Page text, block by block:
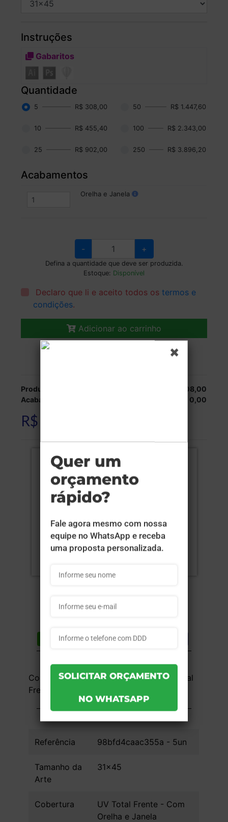
Instruções
Gabaritos
Quantidade
5 R$ 308,00 50 R$ 1.447,60
10 R$ 455,40 100 R$ 2.343,00
25 R$ 902,00 250 R$ 3.896,20
Acabamentos
Orelha e Janela
- +
Defina a quantidade que deve ser produzida.
Estoque: Disponível
Declaro que li e aceito todos ostermos e
condições.
Adicionar ao carrinho
Veja as opções de entrega.
Produção:
R$ 308,00
Acabamentos:
R$ 0,00
R$ 308,00
Lista de desejos Compartilhar
Couchê 300g - 4x1 - 31x45 cm - UV Total
Frente - 5 unid
INFORMAÇÕES DO PRODUTO
Referência 98bfd4caac355a - 5un
Tamanho da
Arte
31x45
Cobertura
UV Total Frente - Com
Orelha e Janela